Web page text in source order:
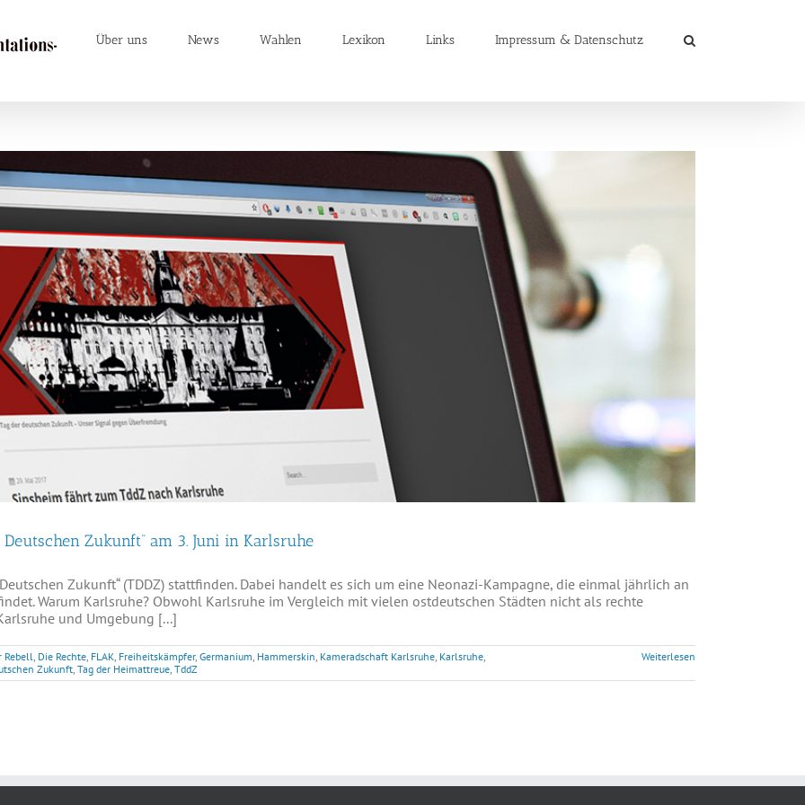
Über uns News Wahlen Lexikon Links Impressum & Datenschutz
Zukunft“ am 3. Juni in Karlsruhe
Zukunft“ (TDDZ) stattfinden. Dabei handelt es sich um eine Neonazi-Kampagne, die einmal jährlich an
Warum Karlsruhe? Obwohl Karlsruhe im Vergleich mit vielen ostdeutschen Städten nicht als rechte
und Umgebung [...]
Rebell, Die Rechte, FLAK, Freiheitskämpfer, Germanium, Hammerskin, Kameradschaft Karlsruhe, Karlsruhe,
Zukunft, Tag der Heimattreue, TddZ
Weiterlesen